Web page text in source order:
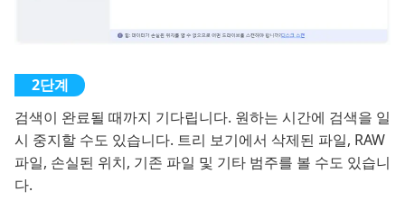
검색이 완료될 때까지 기다립니다. 원하는 시간에 검색을 일
시 중지할 수도 있습니다. 트리 보기에서 삭제된 파일, RAW
파일, 손실된 위치, 기존 파일 및 기타 범주를 볼 수도 있습니
다.